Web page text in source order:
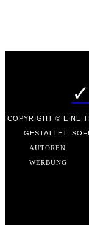
COPYRIGHT © EINE
GESTATTET,
AUTOREN
WERBUNG